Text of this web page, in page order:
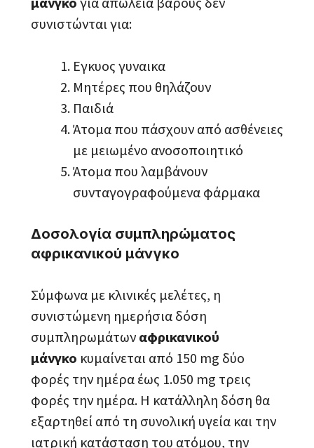
συνιστώνται για:
Εγκυος γυναικα
Μητέρες που θηλάζουν
Παιδιά
Άτομα που πάσχουν από ασθένειες
με μειωμένο ανοσοποιητικό
Άτομα που λαμβάνουν
συνταγογραφούμενα φάρμακα
Δοσολογία συμπληρώματος
αφρικανικού μάνγκο
Σύμφωνα με κλινικές μελέτες, η
συνιστώμενη ημερήσια δόση
συμπληρωμάτων αφρικανικού
μάνγκο κυμαίνεται από 150 mg δύο
φορές την ημέρα έως 1.050 mg τρεις
φορές την ημέρα. Η κατάλληλη δόση θα
εξαρτηθεί από τη συνολική υγεία και την
ιατρική κατάσταση του ατόμου, την